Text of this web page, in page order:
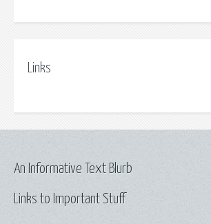
Links
Links to Important Stuff
An Informative Text Blurb